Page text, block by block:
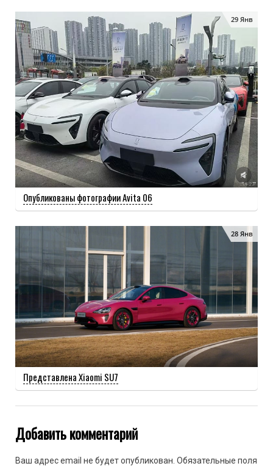
29 Янв
Опубликованы фотографии Avita 06
28 Янв
Представлена Xiaomi SU7
Добавить комментарий
Ваш адрес email не будет опубликован. Обязательные поля